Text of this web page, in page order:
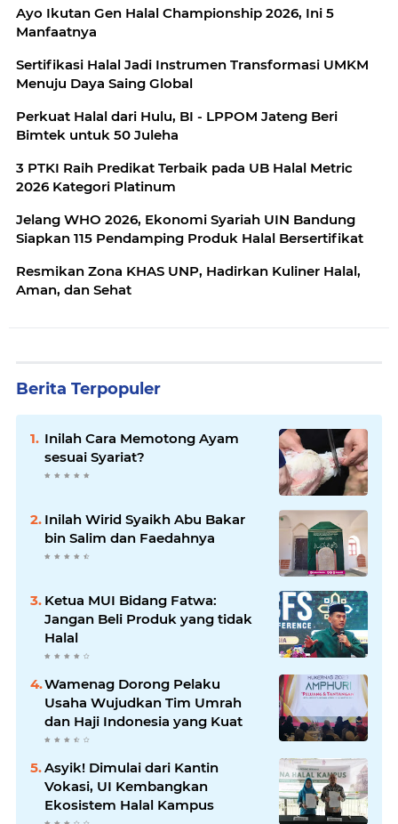
Ayo Ikutan Gen Halal Championship 2026, Ini 5
Manfaatnya
Sertifikasi Halal Jadi Instrumen Transformasi UMKM
Menuju Daya Saing Global
Perkuat Halal dari Hulu, BI - LPPOM Jateng Beri
Bimtek untuk 50 Juleha
3 PTKI Raih Predikat Terbaik pada UB Halal Metric
2026 Kategori Platinum
Jelang WHO 2026, Ekonomi Syariah UIN Bandung
Siapkan 115 Pendamping Produk Halal Bersertifikat
Resmikan Zona KHAS UNP, Hadirkan Kuliner Halal,
Aman, dan Sehat
Berita Terpopuler
Inilah Cara Memotong Ayam
sesuai Syariat?
Inilah Wirid Syaikh Abu Bakar
bin Salim dan Faedahnya
Ketua MUI Bidang Fatwa:
Jangan Beli Produk yang tidak
Halal
Wamenag Dorong Pelaku
Usaha Wujudkan Tim Umrah
dan Haji Indonesia yang Kuat
Asyik! Dimulai dari Kantin
Vokasi, UI Kembangkan
Ekosistem Halal Kampus